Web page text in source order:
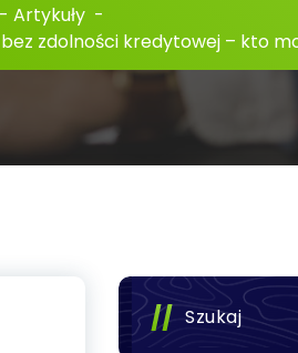
- Artykuły -
zdolności kredytowej – kto
Szukaj